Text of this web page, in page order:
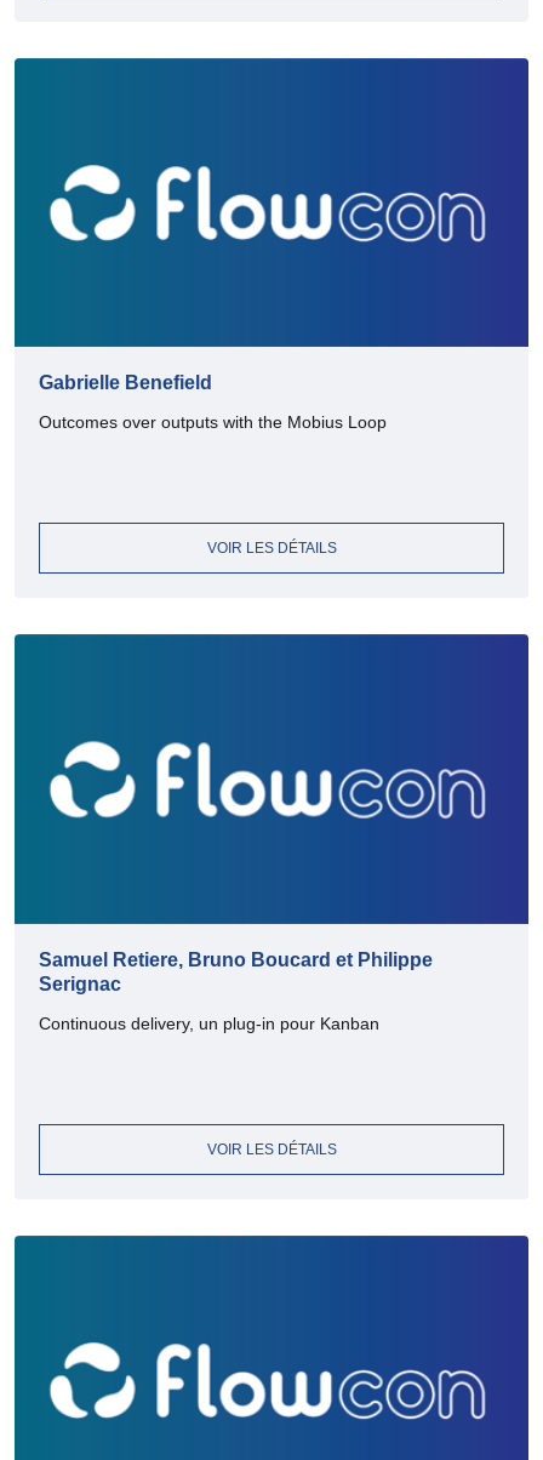
Gabrielle Benefield
Outcomes over outputs with the Mobius Loop
VOIR LES DÉTAILS
Samuel Retiere, Bruno Boucard et Philippe
Serignac
Continuous delivery, un plug-in pour Kanban
VOIR LES DÉTAILS